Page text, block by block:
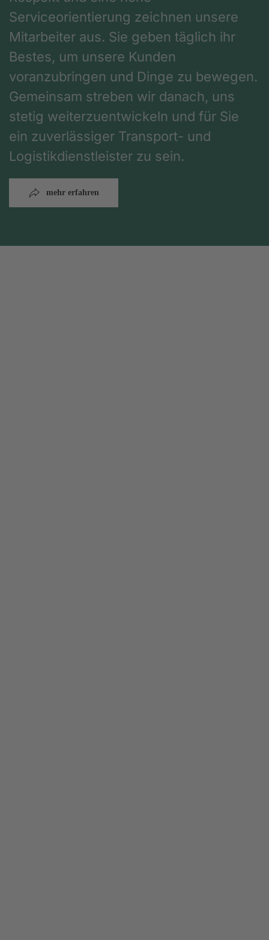
Serviceorientierung zeichnen unsere
Mitarbeiter aus. Sie geben täglich ihr
Bestes, um unsere Kunden
voranzubringen und Dinge zu bewegen.
Gemeinsam streben wir danach, uns
stetig weiterzuentwickeln und für Sie
ein zuverlässiger Transport- und
Logistikdienstleister zu sein.
mehr erfahren